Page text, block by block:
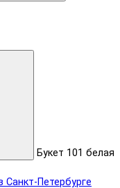
Букет 101 белая